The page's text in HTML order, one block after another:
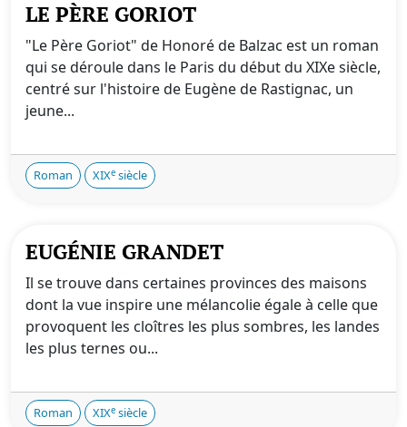
LE PÈRE GORIOT
"Le Père Goriot" de Honoré de Balzac est un roman
qui se déroule dans le Paris du début du XIXe siècle,
centré sur l'histoire de Eugène de Rastignac, un
jeune...
Roman XIXe siècle
EUGÉNIE GRANDET
Il se trouve dans certaines provinces des maisons
dont la vue inspire une mélancolie égale à celle que
provoquent les cloîtres les plus sombres, les landes
les plus ternes ou...
Roman XIXe siècle